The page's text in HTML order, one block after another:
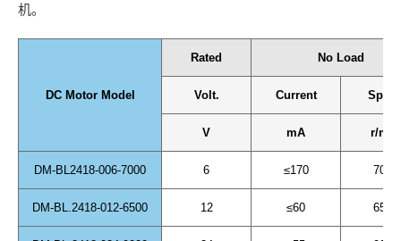
机。
DC Motor Model
Rated No Load
Volt. Current
V mA r/min
DM-BL2418-006-7000 6 ≤170 7000
DM-BL.2418-012-6500 12 ≤60 6500